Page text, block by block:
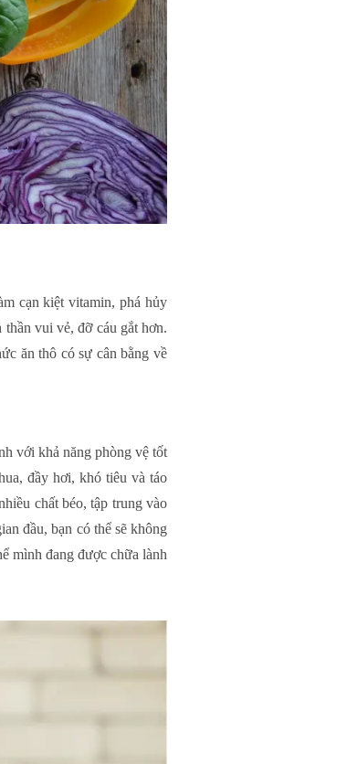
cạn kiệt vitamin, phá hủy
vui vẻ, đỡ cáu gắt hơn.
ăn thô có sự cân bằng về
với khả năng phòng vệ tốt
đầy hơi, khó tiêu và táo
chất béo, tập trung vào
đầu, bạn có thể sẽ không
mình đang được chữa lành